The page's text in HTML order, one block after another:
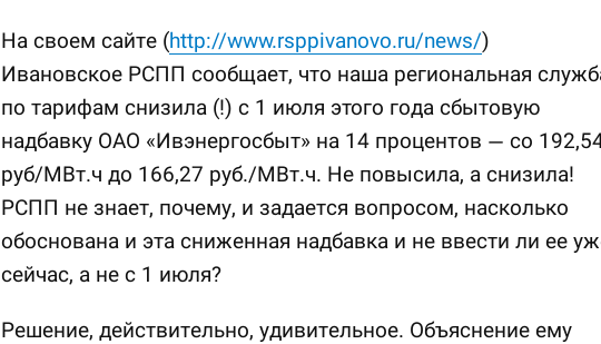
На своем сайте (http://www.rsppivanovo.ru/news/)
Ивановское РСПП сообщает, что наша региональная
по тарифам снизила (!) с 1 июля этого года сбытовую
надбавку ОАО «Ивэнергосбыт» на 14 процентов — со
руб/МВт.ч до 166,27 руб./МВт.ч. Не повысила, а снизила!
РСПП не знает, почему, и задается вопросом, насколько
обоснована и эта сниженная надбавка и не ввести ли ее
сейчас, а не с 1 июля?
Решение, действительно, удивительное. Объяснение ему